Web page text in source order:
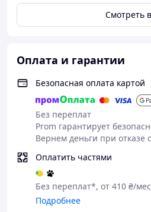
Особенности и преимущества
✓Регулируемые стойки и
настройки под ваши задачи.
✓Комфортная скамья –
износостойкая обивка.
Устойчивость– широкая
раскачивание даже при
Компактность– занимает
✓Гарантия 3 года–
долговечности.
Скамья WCG-004– это
ценит универсальность и
Смотреть
Оплата и гарантии
Безопасная оплата картой
Без переплат
Prom гарантирует
Вернем деньги при отказе
Оплатить частями
Без переплат*, от 410 ₴/
Подробнее